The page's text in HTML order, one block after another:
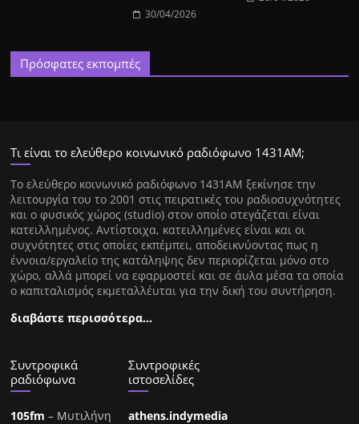
30/04/2026
Πρόσφατες εκπομπές
Τι είναι το ελεύθερο κοινωνικό ραδιόφωνο 1431ΑΜ;
Tο ελεύθερο κοινωνικό ραδιόφωνο 1431AM ξεκίνησε την
λειτουργία του το 2001 στις πειρατικές του ραδιοσυχνότητες
και ο φυσικός χώρος (studio) στον οποίο στεγάζεται είναι
κατειλλημένος. Αντίστοιχα, κατειλλημένες είναι και οι
συχνότητες στις οποίες εκπέμπει, αποδεικνύοντας πως η
έννοια/εργαλείο της κατάληψης δεν περιορίζεται μόνο στο
χώρο, αλλά μπορεί να εφαρμοστεί και σε άυλα μέσα τα οποία
ο καπιταλισμός εκμεταλλέυται για την δική του συντήρηση.
διαβάστε περισσότερα…
Συντροφικά
ραδιόφωνα
105fm – Μυτιλήνη
Συντροφικές
ιστοσελίδες
athens.indymedia